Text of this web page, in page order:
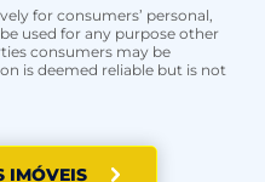
for consumers’ personal,
used for any purpose other
consumers may be
is deemed reliable but is not
IMÓVEIS